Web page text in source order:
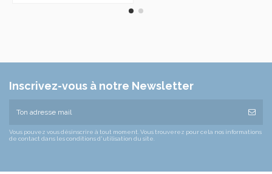
Inscrivez-vous à notre Newsletter
Vous pouvez vous désinscrire à tout moment. Vous trouverez pour cela nos informations
de contact dans les conditions d'utilisation du site.